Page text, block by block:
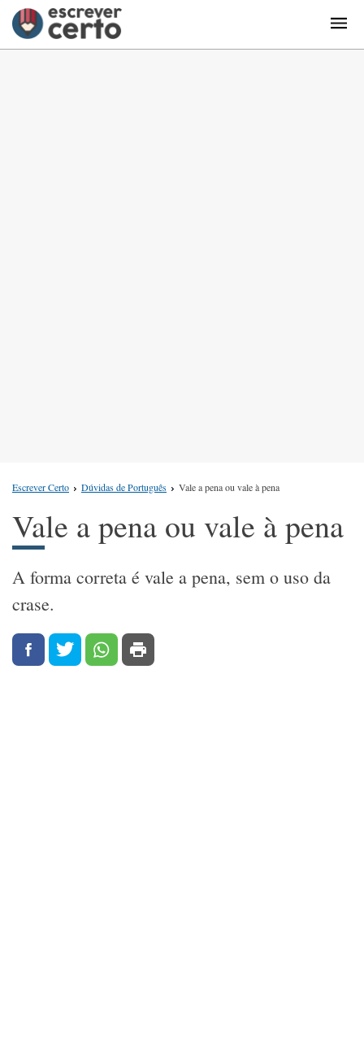
Escrever Certo Dúvidas de Português Vale a pena ou vale à pena
Vale a pena ou vale à pena
A forma correta é vale a pena, sem o uso da
crase.